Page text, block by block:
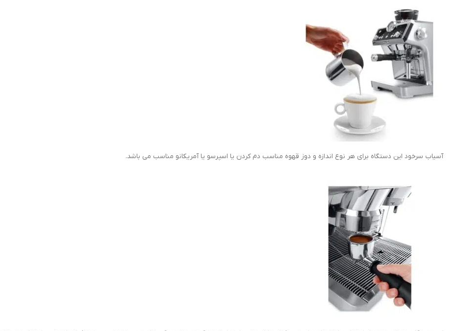
آسیاب سرخود این دستگاه برای هر نوع اندازه و دوز قهوه مناسب دم کردن یا اسپرسو یا آمریکانو مناسب می باشد.